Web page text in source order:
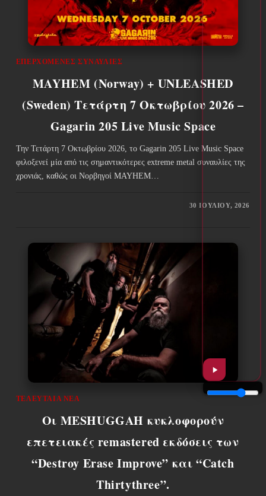
ΕΠΕΡΧΌΜΕΝΕΣ ΣΥΝΑΥΛΊΕΣ
MAYHEM (Norway) + UNLEASHED
(Sweden) Τετάρτη 7 Οκτωβρίου 2026 –
Gagarin 205 Live Music Space
Την Τετάρτη 7 Οκτωβρίου 2026, το Gagarin 205 Live Music Space
φιλοξενεί μία από τις σημαντικότερες extreme metal συναυλίες της
χρονιάς, καθώς οι Νορβηγοί MAYHEM…
30 ΙΟΥΛΊΟΥ, 2026
ΤΕΛΕΥΤΑΊΑ ΝΈΑ
Οι MESHUGGAH κυκλοφορούν
επετειακές remastered εκδόσεις των
“Destroy Erase Improve” και “Catch
Thirtythree”.